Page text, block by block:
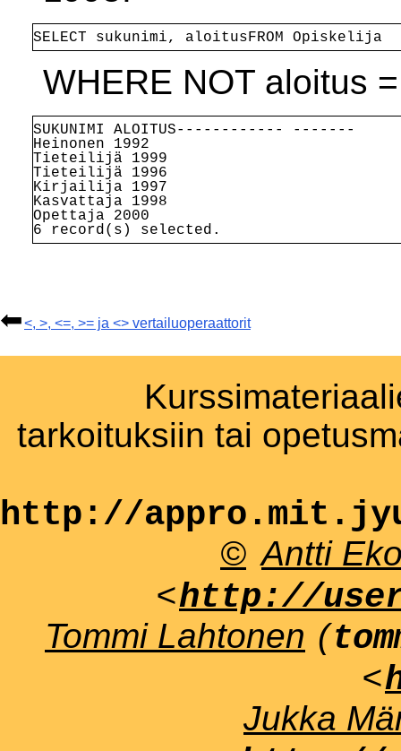
SELECT sukunimi, aloitusFROM Opiskelija
WHERE NOT aloitus
SUKUNIMI ALOITUS------------ -------
Heinonen 1992
Tieteilijä 1999
Tieteilijä 1996
Kirjailija 1997
Kasvattaja 1998
Opettaja 2000
6 record(s) selected.
<, >, <=, >= ja <> vertailuoperaattorit
tarkoituksiin tai
http://
© Antti
<http://
Tommi Lahtonen (
<
Jukka